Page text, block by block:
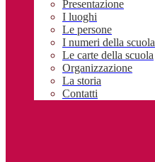
Presentazione
I luoghi
Le persone
I numeri della scuola
Le carte della scuola
Organizzazione
La storia
Contatti